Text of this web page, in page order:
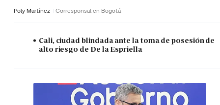
Poly Martínez Corresponsal en Bogotá
Cali, ciudad blindada ante la toma de posesión de
alto riesgo de De la Espriella